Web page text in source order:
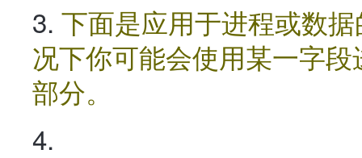
下面是应用于进程或数
况下你可能会使用某一字
部分。